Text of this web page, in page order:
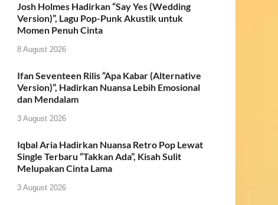
Josh Holmes Hadirkan “Say Yes (Wedding
Version)”, Lagu Pop-Punk Akustik untuk
Momen Penuh Cinta
8 August 2026
Ifan Seventeen Rilis “Apa Kabar (Alternative
Version)”, Hadirkan Nuansa Lebih Emosional
dan Mendalam
3 August 2026
Iqbal Aria Hadirkan Nuansa Retro Pop Lewat
Single Terbaru “Takkan Ada”, Kisah Sulit
Melupakan Cinta Lama
3 August 2026